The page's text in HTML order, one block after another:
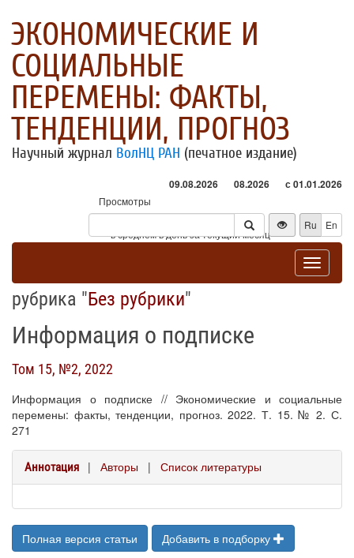
ЭКОНОМИЧЕСКИЕ И
СОЦИАЛЬНЫЕ
ПЕРЕМЕНЫ: ФАКТЫ,
ТЕНДЕНЦИИ, ПРОГНОЗ
Научный журнал ВолНЦ РАН (печатное издание)
09.08.2026 08.2026 с 01.01.2026
Просмотры
Посетители
* - в среднем в день за текущий месяц
Ru En
Toggle
рубрика "Без рубрики"
Информация о подписке
Том 15, №2, 2022
Информация о подписке // Экономические и социальные
перемены: факты, тенденции, прогноз. 2022. Т. 15. № 2. С.
271
Аннотация | Авторы | Список литературы
Полная версия статьи Добавить в подборку